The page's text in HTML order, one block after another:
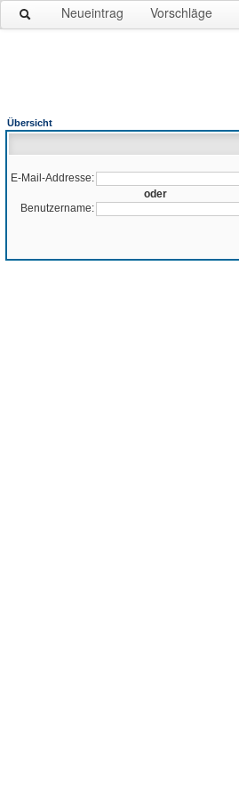
Neueintrag Vorschläge
Übersicht
E-Mail-Addresse:
oder
Benutzername: